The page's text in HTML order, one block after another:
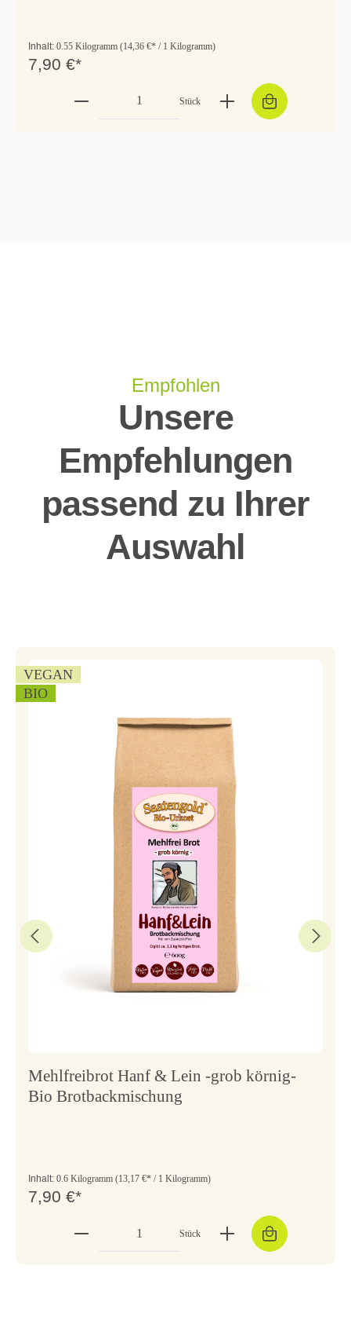
Inhalt: 0.55 Kilogramm (14,36 €* / 1 Kilogramm)
7,90 €*
Stück
Empfohlen
Unsere
Empfehlungen
passend zu Ihrer
Auswahl
VEGAN
BIO
Mehlfreibrot Hanf & Lein -grob körnig-
Bio Brotbackmischung
Inhalt: 0.6 Kilogramm (13,17 €* / 1 Kilogramm)
7,90 €*
Stück